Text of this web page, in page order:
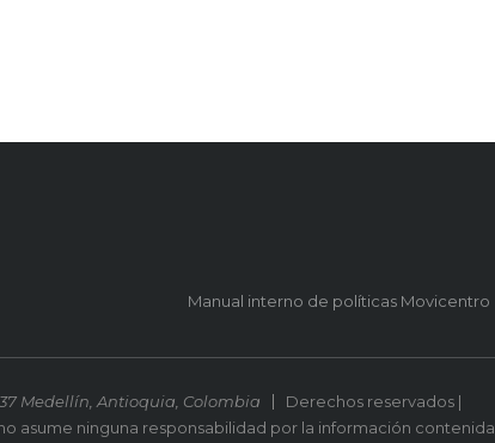
Manual interno de políticas Movicentro
Medellín, Antioquia, Colombia
Derechos reservados |
asume ninguna responsabilidad por la información contenida